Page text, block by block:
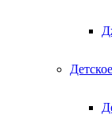
Детское